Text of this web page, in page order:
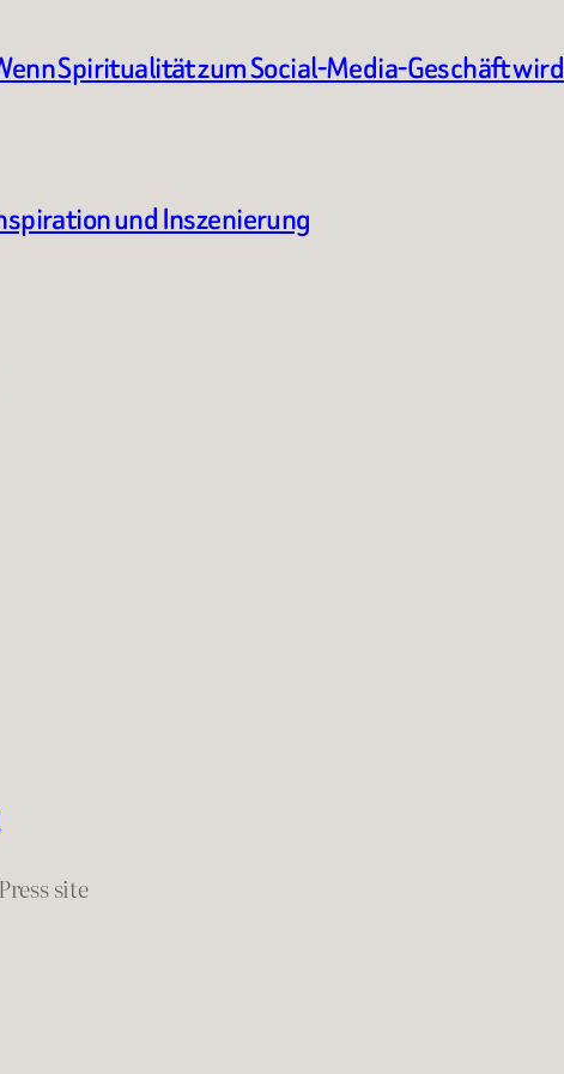
Spiritualität zum Social-Media-Geschäft wird
und Inszenierung
site